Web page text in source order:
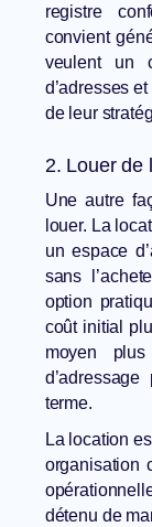
registre
convient
veulent un
d’adresses
de leur
2. Louer de
Une autre
louer. La
un espace
sans
option
coût initial
moyen
terme.
La location
organisation
détenu de